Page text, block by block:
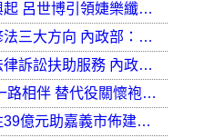
台灣微商興起 呂世博引領婕樂纖走入國際
租賃條例修法三大方向 內政部：保障租賃雙方權益 租客安心住、房東放心租
免費租屋法律訴訟扶助服務 內政部：9月30日起正式開辦受理
溫暖守護 一路相伴 替代役關懷袍澤弟兄 以行動展現同袍大愛
中央已挹注39億元助嘉義市佈建污水系統 內政部：東區用戶接管將新增3萬戶 期許未來推動再生水永續利用